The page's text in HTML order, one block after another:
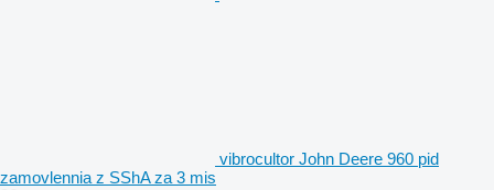
vibrocultor John Deere 960 pid
zamovlennia z SShA za 3 mis